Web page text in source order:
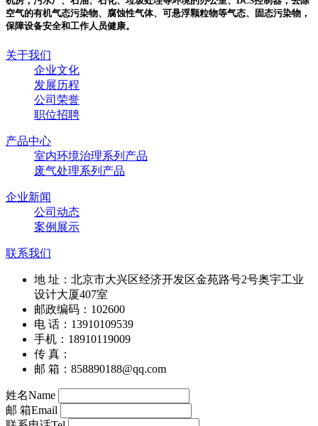
机房；污水厂、石油、石化、垃圾处理等环境的办公室、DCS控制器，去除
空气的有机气态污染物、腐蚀性气体、可悬浮颗粒物等气态、固态污染物，
保障设备安全和工作人员健康。
关于我们
企业文化
发展历程
公司荣誉
职位招聘
产品中心
室内环境治理系列产品
废气处理系列产品
企业新闻
公司动态
案例展示
联系我们
地 址：北京市大兴区经济开发区金苑路号2号奥宇工业
设计大厦407室
邮政编码：102600
电 话：13910109539
手机：18910119009
传 真：
邮 箱：858890188@qq.com
姓名Name
邮 箱Email